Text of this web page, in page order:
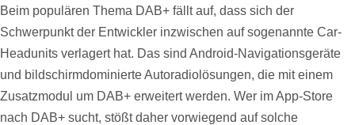
Beim populären Thema DAB+ fällt auf, dass sich der
Schwerpunkt der Entwickler inzwischen auf sogenannte Car-
Headunits verlagert hat. Das sind Android-Navigationsgeräte
und bildschirmdominierte Autoradiolösungen, die mit einem
Zusatzmodul um DAB+ erweitert werden. Wer im App-Store
nach DAB+ sucht, stößt daher vorwiegend auf solche